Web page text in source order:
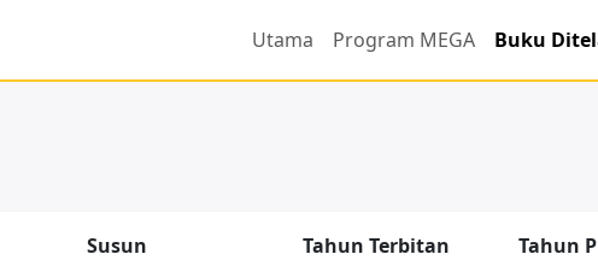
Utama Program MEGA Buku
Susun Tahun Terbitan Tahun